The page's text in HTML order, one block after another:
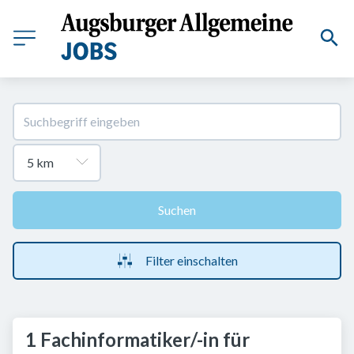
Suchen
Filter einschalten
1 Fachinformatiker/-in für